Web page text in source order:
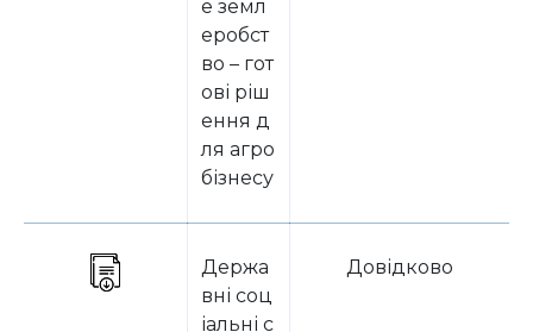
е земл
еробст
во – гот
ові ріш
ення д
ля агро
бізнесу
Держа
вні соц
іальні с
Довідково